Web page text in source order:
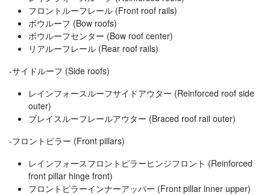
フロントルーフレール (Front roof rails)
ボウルーフ (Bow roofs)
ボウルーフセンター (Bow roof center)
リアルーフレール (Rear roof rails)
-サイドルーフ (Side roofs)
レインフォースルーフサイドアウター (Reinforced roof side
outer)
ブレイスルーフレールアウター (Braced roof rail outer)
-フロントピラー (Front pillars)
レインフォースフロントピラーヒンジフロント (Reinforced
front pillar hinge front)
フロントピラーインナーアッパー (Front pillar inner upper)